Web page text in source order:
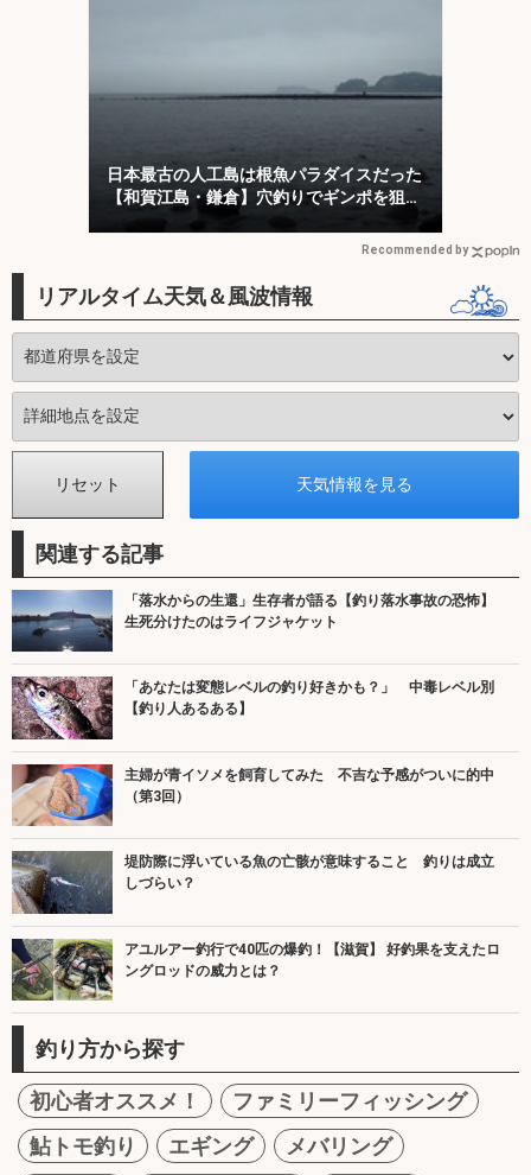
日本最古の人工島は根魚パラダイスだった
【和賀江島・鎌倉】穴釣りでギンポを狙
う！
Recommended by
リアルタイム天気＆風波情報
関連する記事
「落水からの生還」生存者が語る【釣り落水事故の恐怖】
生死分けたのはライフジャケット
「あなたは変態レベルの釣り好きかも？」 中毒レベル別
【釣り人あるある】
主婦が青イソメを飼育してみた 不吉な予感がついに的中
（第3回）
堤防際に浮いている魚の亡骸が意味すること 釣りは成立
しづらい？
アユルアー釣行で40匹の爆釣！【滋賀】 好釣果を支えたロ
ングロッドの威力とは？
釣り方から探す
初心者オススメ！
ファミリーフィッシング
鮎トモ釣り
エギング
メバリング